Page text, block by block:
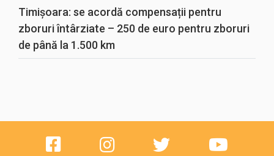
Timișoara: se acordă compensații pentru
zboruri întârziate – 250 de euro pentru zboruri
de până la 1.500 km